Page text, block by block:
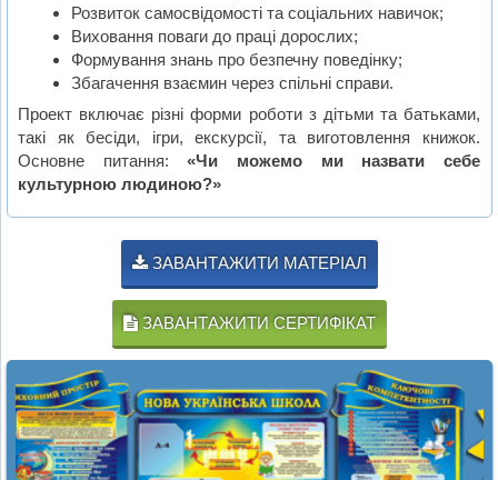
Розвиток самосвідомості та соціальних навичок;
Виховання поваги до праці дорослих;
Формування знань про безпечну поведінку;
Збагачення взаємин через спільні справи.
Проект включає різні форми роботи з дітьми та батьками,
такі як бесіди, ігри, екскурсії, та виготовлення книжок.
Основне питання:«Чи можемо ми назвати себе
культурною людиною?»
ЗАВАНТАЖИТИ МАТЕРІАЛ
ЗАВАНТАЖИТИ СЕРТИФІКАТ